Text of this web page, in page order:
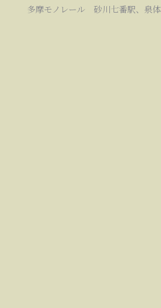
多摩モノレール 砂川七番駅、泉